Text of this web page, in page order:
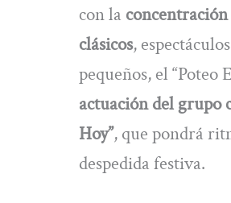
con la concentración
clásicos,
pequeños, el “Poteo
actuación del grupo
Hoy”, que pondrá
despedida festiva.